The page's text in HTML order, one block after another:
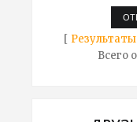
[ Результаты
Всего